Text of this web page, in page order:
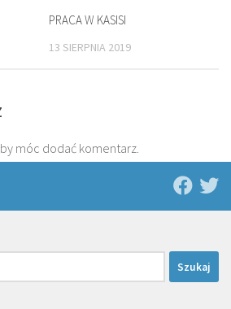
PRACA W KASISI
13 SIERPNIA 2019
móc dodać komentarz.